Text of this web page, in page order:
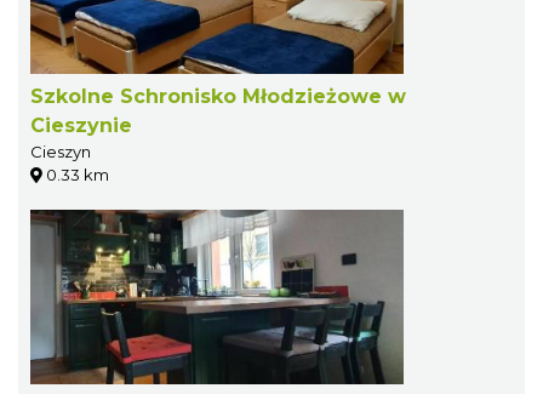
Szkolne Schronisko Młodzieżowe w
Cieszynie
Cieszyn
0.33 km